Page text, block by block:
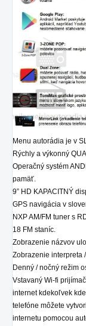
Menu autorádia je v
Rýchly a výkonný
Operačný systém
pamäť.
9” HD KAPACITNÝ
GPS navigácia v
NXP AM/FM tuner s
18 FM staníc.
Zobrazenie názvov
Zobrazenie interpreta
Denný / nočný režim
Vstavaný Wi-fi
internet kdekoľvek
telefóne môžete
internetu pomocou